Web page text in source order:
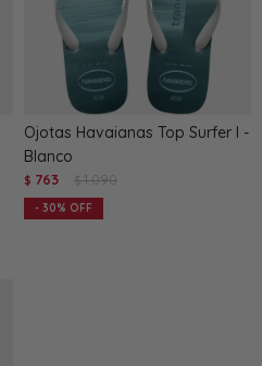
Ojotas Havaianas Top Surfer I -
Blanco
$ 763 $ 1.090
30